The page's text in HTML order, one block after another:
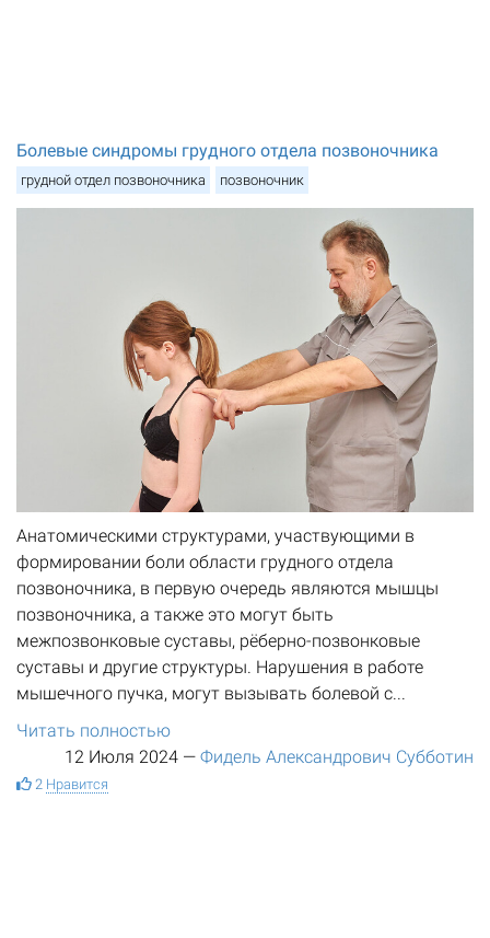
Болевые синдромы грудного отдела позвоночника
грудной отдел позвоночника позвоночник
Анатомическими структурами, участвующими в
формировании боли области грудного отдела
позвоночника, в первую очередь являются мышцы
позвоночника, а также это могут быть
межпозвонковые суставы, рёберно-позвонковые
суставы и другие структуры. Нарушения в работе
мышечного пучка, могут вызывать болевой с...
Читать полностью
12 Июля 2024 — Фидель Александрович Субботин
2 Нравится